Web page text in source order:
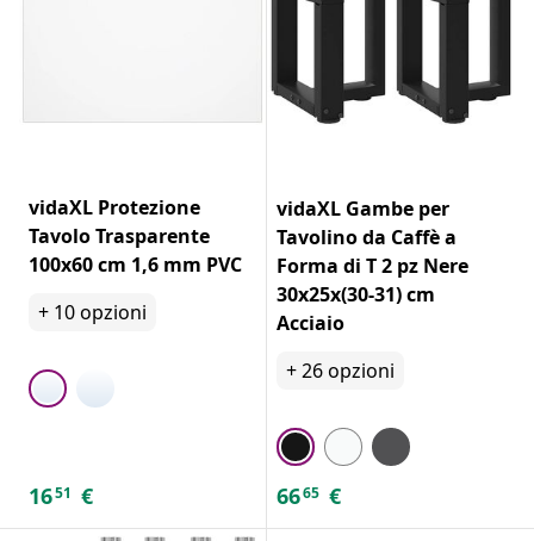
vidaXL Protezione
Tavolo Trasparente
100x60 cm 1,6 mm PVC
+ 10opzioni
1651 €
vidaXL Gambe per
Tavolino da Caffè a
Forma di T 2 pz Nere
30x25x(30-31) cm
Acciaio
+26opzioni
6665 €